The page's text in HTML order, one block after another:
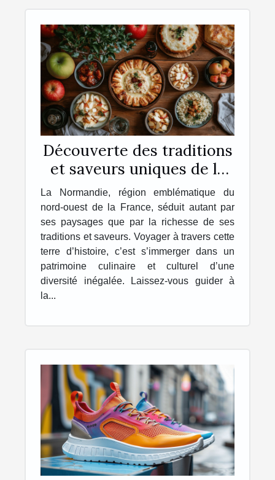
Découverte des traditions
et saveurs uniques de la
Normandie
La Normandie, région emblématique du
nord-ouest de la France, séduit autant par
ses paysages que par la richesse de ses
traditions et saveurs. Voyager à travers cette
terre d’histoire, c’est s’immerger dans un
patrimoine culinaire et culturel d’une
diversité inégalée. Laissez-vous guider à
la...